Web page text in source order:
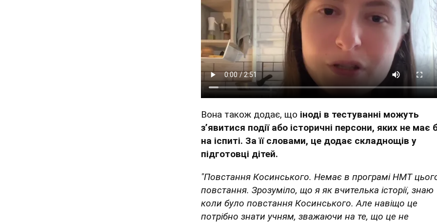
Вона також додає, що іноді в тестуванні можуть
зʼявитися події або історичні персони, яких не має
на іспиті. За її словами, це додає складнощів у
підготовці дітей.
"Повстання Косинського. Немає в програмі НМТ
повстання. Зрозуміло, що я як вчителька історії, знаю
коли було повстання Косинського. Але навіщо це
потрібно знати учням, зважаючи на те, що це не